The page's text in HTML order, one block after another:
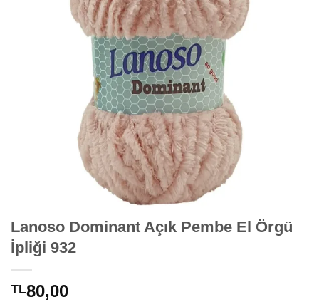
Lanoso Dominant Açık Pembe El Örgü
İpliği 932
TL80,00